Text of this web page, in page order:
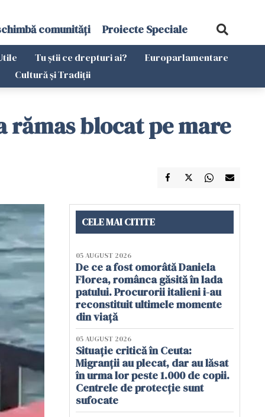
comunități Proiecte Speciale
Tu știi ce drepturi ai?
Europarlamentare
Cultură și Tradiții
rămas blocat pe mare
CELE MAI CITITE
05 AUGUST 2026
De ce a fost omorâtă Daniela
Florea, românca găsită în lada
patului. Procurorii italieni i-au
reconstituit ultimele momente
din viață
05 AUGUST 2026
Situație critică în Ceuta:
Migranții au plecat, dar au lăsat
în urma lor peste 1.000 de copii.
Centrele de protecție sunt
sufocate